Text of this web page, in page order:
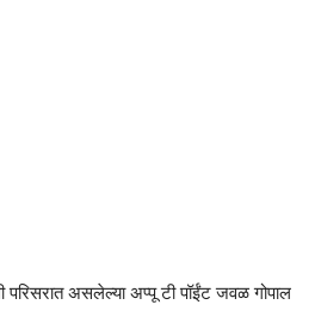
असलेल्या अप्पू टी पॉईंट जवळ गोपाल